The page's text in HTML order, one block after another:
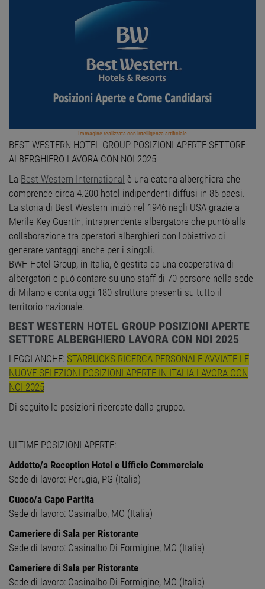
Immagine realizzata con intelligenza artificiale
BEST WESTERN HOTEL GROUP POSIZIONI APERTE SETTORE
ALBERGHIERO LAVORA CON NOI 2025
La Best Western International è una catena alberghiera che
comprende circa 4.200 hotel indipendenti diffusi in 86 paesi.
La storia di Best Western iniziò nel 1946 negli USA grazie a
Merile Key Guertin, intraprendente albergatore che puntò alla
collaborazione tra operatori alberghieri con l'obiettivo di
generare vantaggi anche per i singoli.
BWH Hotel Group, in Italia, è gestita da una cooperativa di
albergatori e può contare su uno staff di 70 persone nella sede
di Milano e conta oggi 180 strutture presenti su tutto il
territorio nazionale.
BEST WESTERN HOTEL GROUP POSIZIONI APERTE
SETTORE ALBERGHIERO LAVORA CON NOI 2025
LEGGI ANCHE: STARBUCKS RICERCA PERSONALE AVVIATE LE
NUOVE SELEZIONI POSIZIONI APERTE IN ITALIA LAVORA CON
NOI 2025
Di seguito le posizioni ricercate dalla gruppo.
ULTIME POSIZIONI APERTE:
Addetto/a Reception Hotel e Ufficio Commerciale
Sede di lavoro: Perugia, PG (Italia)
Cuoco/a Capo Partita
Sede di lavoro: Casinalbo, MO (Italia)
Cameriere di Sala per Ristorante
Sede di lavoro: Casinalbo Di Formigine, MO (Italia)
Cameriere di Sala per Ristorante
Sede di lavoro: Casinalbo Di Formigine, MO (Italia)